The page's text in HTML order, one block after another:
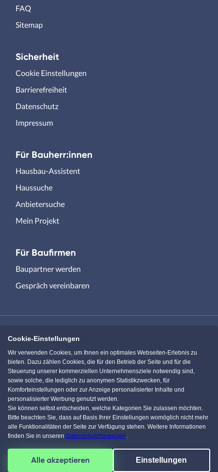
FAQ
Sitemap
Sicherheit
Cookie Einstellungen
Barrierefreiheit
Datenschutz
Impressum
Für Bauherr:innen
Hausbau-Assistent
Haussuche
Anbietersuche
Mein Projekt
Für Baufirmen
Baupartner werden
Gespräch vereinbaren
Immowelt.de Bauen.de
Massivhaus.de Bungalow.de
Einfamilienhaus.de
4,5 von über61586Kunden
Facebook
Pinterest
Instagram
YouTube
Cookie-Einstellungen
Wir verwenden Cookies, um Ihnen ein optimales Webseiten-Erlebnis zu
bieten. Dazu zählen Cookies, die für den Betrieb der Seite und für die
Steuerung unserer kommerziellen Unternehmensziele notwendig sind,
sowie solche, die lediglich zu anonymen Statistikzwecken, für
Komforteinstellungen oder zur Anzeige personalisierter Inhalte und
personalisierter Werbung genutzt werden.
Sie können selbst entscheiden, welche Kategorien Sie zulassen möchten.
Bitte beachten Sie, dass auf Basis Ihrer Einstellungen womöglich nicht mehr
alle Funktionalitäten der Seite zur Verfügung stehen. Weitere Informationen
finden Sie in unseren Datenschutzhinweisen.
Alle akzeptieren Einstellungen